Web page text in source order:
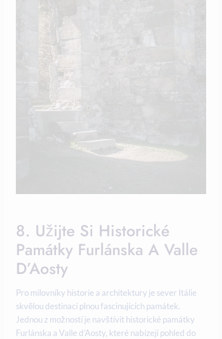
8. Užijte Si Historické
Památky Furlánska A Valle
D’Aosty
Pro milovníky historie a architektury je sever Itálie
skvělou destinací plnou fascinujících památek.
Jednou z možností je navštívit historické památky
Furlánska a Valle d’Aosty, které nabízejí pohled do